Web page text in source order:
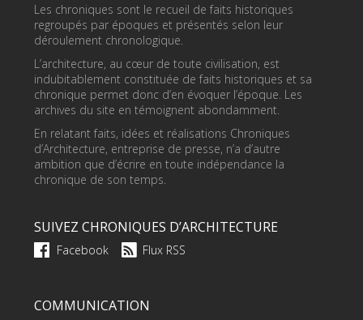
Les chroniques sont le recueil de faits historiques
regroupés par époques et présentés selon leur
déroulement chronologique.
L’architecture, au cœur de toute civilisation, est
indubitablement constituée de faits historiques et sa
chronique permet donc d’en évoquer l’époque. Les
archives du site en témoignent abondamment.
En relatant faits, idées et réalisations Chroniques
d’Architecture, entreprise de presse, n’a d’autre
ambition que d’écrire en toute indépendance la
chronique de son temps.
SUIVEZ CHRONIQUES D’ARCHITECTURE
Facebook Flux RSS
COMMUNICATION